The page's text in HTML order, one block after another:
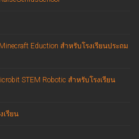
Eduction สำหรับโรงเรียนประถม
STEM Robotic สำหรับโรงเรียน
เรียน